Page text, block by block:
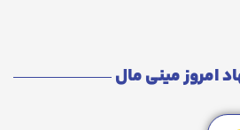
امروز مینی مال